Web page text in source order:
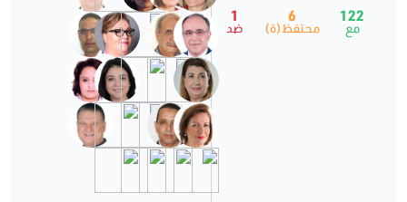
122
مع
6
محتفظ(ة)
1
ضد